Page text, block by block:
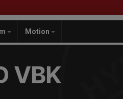
Motion
VBK